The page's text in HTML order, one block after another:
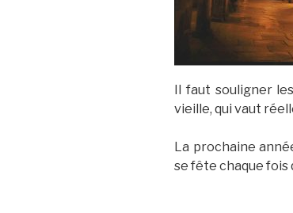
Il faut souligner
vieille, qui vaut
La prochaine
se fête chaque fois